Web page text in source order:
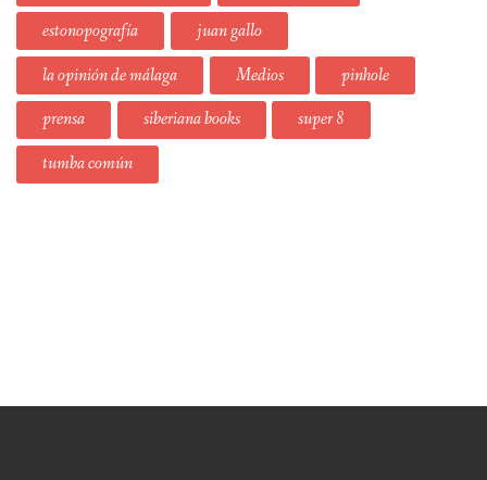
estonopografía
juan gallo
la opinión de málaga
Medios
pinhole
prensa
siberiana books
super 8
tumba común